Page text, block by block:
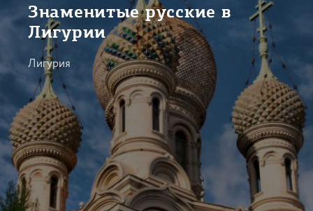
Знаменитые русские в
Лигурии
Лигурия